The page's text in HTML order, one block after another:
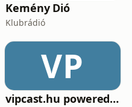
Kemény Dió
Klubrádió
VP
vipcast.hu powered by Media1